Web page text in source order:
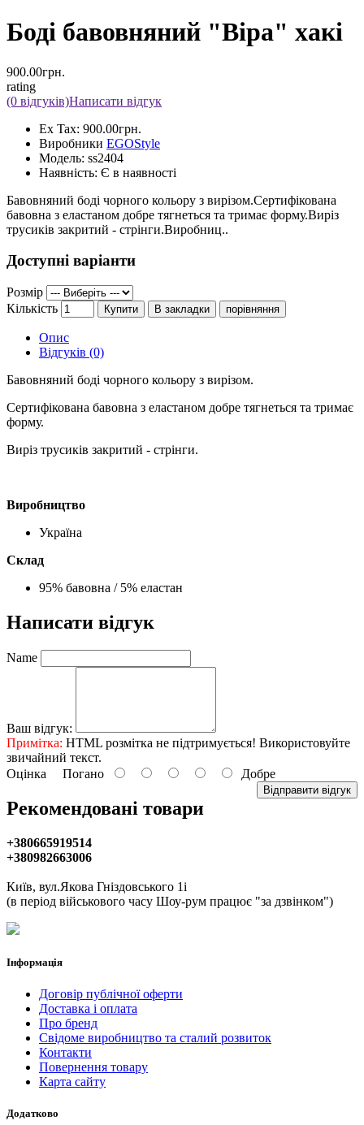
Боді бавовняний "Віра" хакі
900.00грн.
rating
(0 відгуків)Написати відгук
Ex Tax: 900.00грн.
Виробники EGOStyle
Модель: ss2404
Наявність: Є в наявності
Бавовняний боді чорного кольору з вирізом.Сертифікована
бавовна з еластаном добре тягнеться та тримає форму.Виріз
трусиків закритий - стрінги.Виробниц..
Доступні варіанти
Розмір
Кількість
Купити В закладки порівняння
Опис
Відгуків (0)
Бавовняний боді чорного кольору з вирізом.
Сертифікована бавовна з еластаном добре тягнеться та тримає
форму.
Виріз трусиків закритий - стрінги.
Виробництво
Україна
Склад
95% бавовна / 5% еластан
Написати відгук
Name
Ваш відгук:
Примітка: HTML розмітка не підтримується! Використовуйте
звичайний текст.
Оцінка Погано Добре
Відправити відгук
Рекомендовані товари
+380665919514
+380982663006
Київ, вул.Якова Гніздовського 1і
(в період військового часу Шоу-рум працює "за дзвінком")
Інформація
Договір публічної оферти
Доставка і оплата
Про бренд
Свідоме виробництво та сталий розвиток
Контакти
Повернення товару
Карта сайту
Додатково